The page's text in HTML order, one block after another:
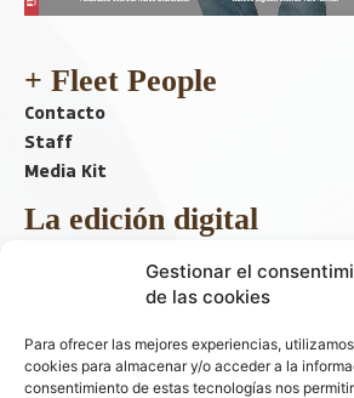
Gestionar el
de las cookies
Para ofrecer las mejores experiencias,
cookies para almacenar y/o acceder a la
consentimiento de estas tecnologías nos
+ Fleet People
Contacto
Staff
Media Kit
La edición digital
Descargar último ejemplar
ir a hemeroteca
+ Contenido en redes